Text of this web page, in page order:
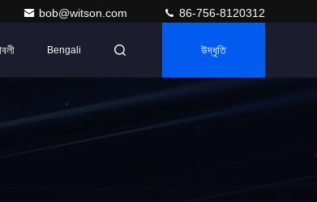
bob@witson.com 86-756-8120312
Bengali উদ্ধৃতি